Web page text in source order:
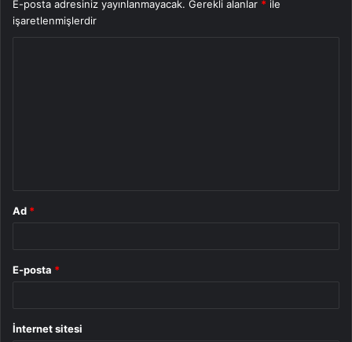
E-posta adresiniz yayınlanmayacak. Gerekli alanlar * ile
işaretlenmişlerdir
Ad *
E-posta *
İnternet sitesi